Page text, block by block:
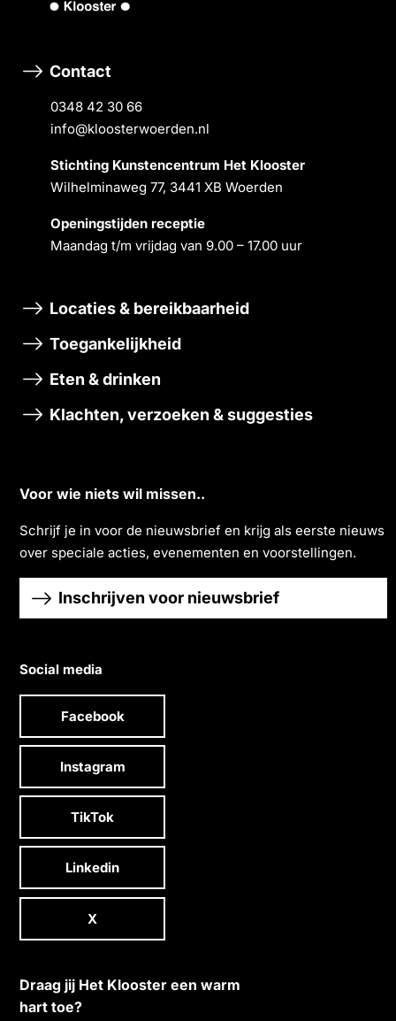
Contact
0348 42 30 66
info@kloosterwoerden.nl
Stichting Kunstencentrum Het Klooster
Wilhelminaweg 77, 3441 XB Woerden
Openingstĳden receptie
Maandag t/m vrĳdag van 9.00 – 17.00 uur
Locaties & bereikbaarheid
Toegankelijkheid
Eten & drinken
Klachten, verzoeken & suggesties
Voor wie niets wil missen..
Schrĳf je in voor de nieuwsbrief en krĳg als eerste nieuws
over speciale acties, evenementen en voorstellingen.
Inschrijven voor nieuwsbrief
Social media
Facebook
Instagram
TikTok
Linkedin
X
Draag jij Het Klooster een warm
hart toe?